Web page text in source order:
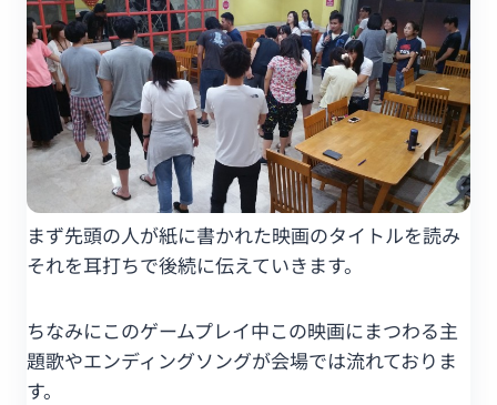
まず先頭の人が紙に書かれた映画のタイトルを読み
それを耳打ちで後続に伝えていきます。
ちなみにこのゲームプレイ中この映画にまつわる主
題歌やエンディングソングが会場では流れておりま
す。